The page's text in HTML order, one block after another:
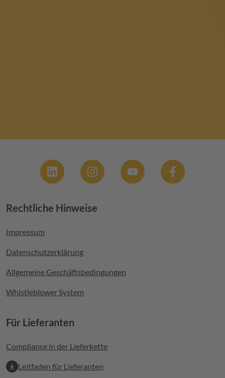
Footer menu
Rechtliche Hinweise
Impressum
Datenschutzerklärung
Allgemeine Geschäftsbedingungen
Whistleblower System
Für Lieferanten
Compliance in der Lieferkette
Leitfaden für Lieferanten
Social